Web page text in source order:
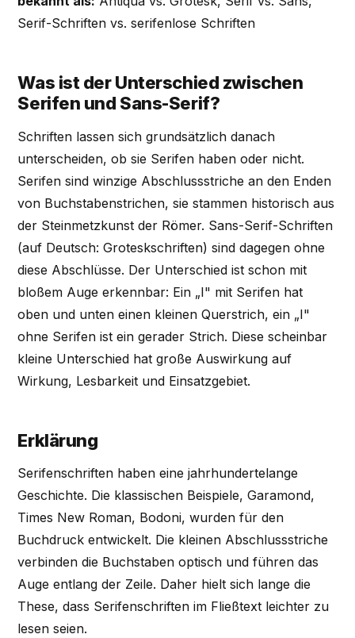
Serif-Schriften vs. serifenlose Schriften
Was ist der Unterschied zwischen
Serifen und Sans-Serif?
Schriften lassen sich grundsätzlich danach
unterscheiden, ob sie Serifen haben oder nicht.
Serifen sind winzige Abschlussstriche an den Enden
von Buchstabenstrichen, sie stammen historisch aus
der Steinmetzkunst der Römer. Sans-Serif-Schriften
(auf Deutsch: Groteskschriften) sind dagegen ohne
diese Abschlüsse. Der Unterschied ist schon mit
bloßem Auge erkennbar: Ein „I" mit Serifen hat
oben und unten einen kleinen Querstrich, ein „I"
ohne Serifen ist ein gerader Strich. Diese scheinbar
kleine Unterschied hat große Auswirkung auf
Wirkung, Lesbarkeit und Einsatzgebiet.
Erklärung
Serifenschriften haben eine jahrhundertelange
Geschichte. Die klassischen Beispiele, Garamond,
Times New Roman, Bodoni, wurden für den
Buchdruck entwickelt. Die kleinen Abschlussstriche
verbinden die Buchstaben optisch und führen das
Auge entlang der Zeile. Daher hielt sich lange die
These, dass Serifenschriften im Fließtext leichter zu
lesen seien.